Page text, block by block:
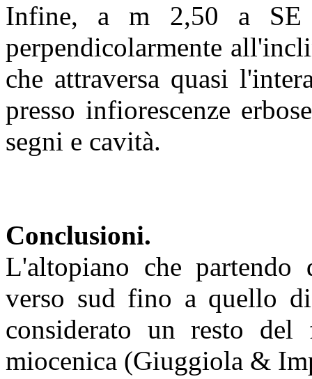
Infine, a m 2,50 a SE
perpendicolarmente
che attraversa quasi
presso infiorescenze
segni e cavità.
Conclusioni.
L'altopiano che
verso sud fino a quello
considerato un resto del
miocenica (Giuggiola &